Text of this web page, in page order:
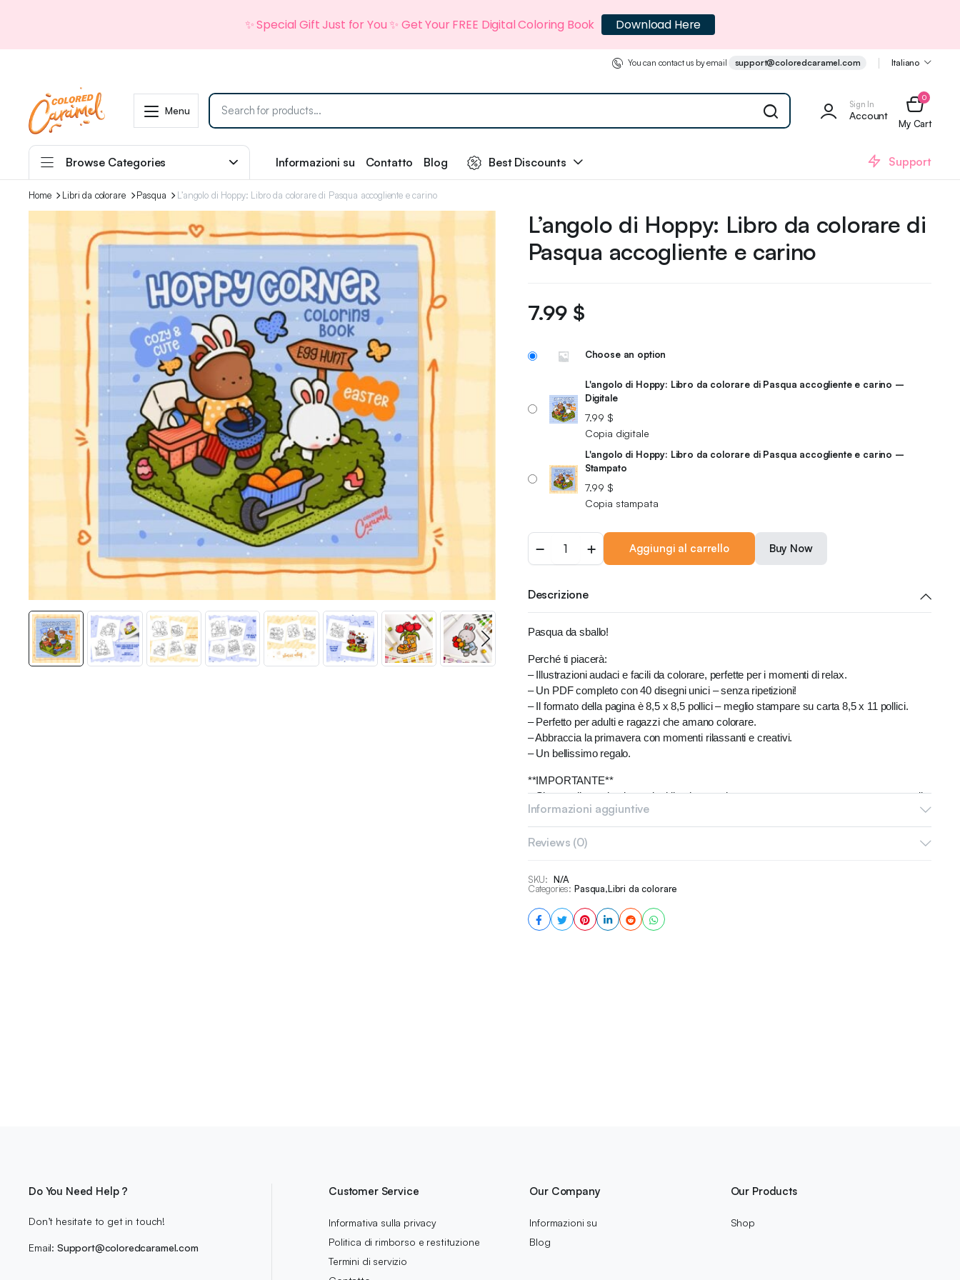
You can contact us by email support@coloredcaramel.com Italiano
Menu Sign In
Account
0
My Cart
Browse Categories Informazioni su Contatto Blog Best Discounts Support
Home Libri da colorare Pasqua L’angolo di Hoppy: Libro da colorare di Pasqua accogliente e carino
L’angolo di Hoppy: Libro da colorare di
Pasqua accogliente e carino
7.99 $
Choose an option
L'angolo di Hoppy: Libro da colorare di Pasqua accogliente e carino –
Digitale
7.99 $
Copia digitale
L'angolo di Hoppy: Libro da colorare di Pasqua accogliente e carino –
Stampato
7.99 $
Copia stampata
Aggiungi al carrello Buy Now
Descrizione
Pasqua da sballo!
Perché ti piacerà:
– Illustrazioni audaci e facili da colorare, perfette per i momenti di relax.
– Un PDF completo con 40 disegni unici – senza ripetizioni!
– Il formato della pagina è 8,5 x 8,5 pollici – meglio stampare su carta 8,5 x 11 pollici.
– Perfetto per adulti e ragazzi che amano colorare.
– Abbraccia la primavera con momenti rilassanti e creativi.
– Un bellissimo regalo.
**IMPORTANTE**
– Si tratta di un e-book scaricabile che potrai stampare a casa tua – non verranno spedite
copie fisiche.
– Non ci sono filigrane sui file scaricabili.
– SOLO per uso personale/privato! Non è consentito alcun uso commerciale.
Acquista la tua copia oggi stesso e dai vita a queste simpatiche pagine pasquali!
Se hai qualche domanda inviaci un messaggio 🙂
Informazioni aggiuntive
Reviews (0)
SKU: N/A
Categories: Pasqua,Libri da colorare
Do You Need Help ?
Don’t hesitate to get in touch!
Email: Support@coloredcaramel.com
Customer Service
Informativa sulla privacy
Politica di rimborso e restituzione
Termini di servizio
Our Company
Informazioni su
Blog
Our Products
Shop
✨ Special Gift Just for You ✨ Get Your FREE Digital Coloring Book Download Here